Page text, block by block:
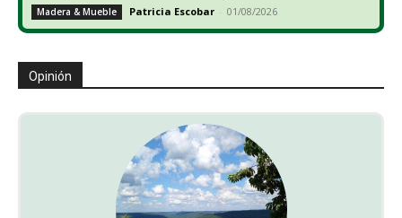
Madera & Mueble Patricia Escobar - 01/08/2026
Opinión